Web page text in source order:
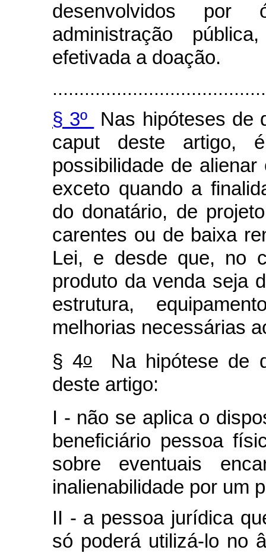
desenvolvidos
administração
efetivada a doação.
§ 3º
Nas hipóteses de
caput deste artigo,
possibilidade de
exceto quando a
do donatário, de
carentes ou de baixa
Lei, e desde que, no
produto da venda seja
estrutura,
melhorias necessárias
§ 4oNa hipótese de
deste artigo:
I - não se aplica o
beneficiário pessoa
sobre eventuais
inalienabilidade por um
II - a pessoa jurídica
só poderá utilizá-lo no